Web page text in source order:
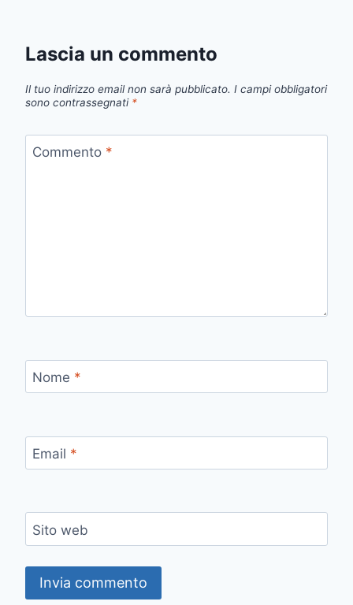
Lascia un commento
Il tuo indirizzo email non sarà pubblicato. I campi obbligatori
sono contrassegnati *
Commento *
Nome *
Email *
Sito web